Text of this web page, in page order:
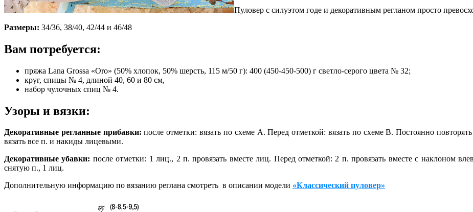
Пуловер с силуэтом годе и декоративным регланом просто
Размеры: 34/36, 38/40, 42/44 и 46/48
Вам потребуется:
пряжа Lana Grossa «Оrо» (50% хлопок, 50% шерсть, 115 м/50 г): 400 (450-450-500) г светло-серого цвета № 32;
круг, спицы № 4, длиной 40, 60 и 80 см,
набор чулочных спиц № 4.
Узоры и вязки:
Декоративные регланные прибавки: после отметки: вязать по схеме А. Перед отметкой: вязать по схеме В. Постоянно
вязать все п. и накиды лицевыми.
Декоративные убавки: после отметки: 1 лиц., 2 п. провязать вместе лиц. Перед отметкой: 2 п. провязать вместе с наклоном
снятую п., 1 лиц.
Дополнительную информацию по вязанию реглана смотреть в описании модели «Классический пуловер»